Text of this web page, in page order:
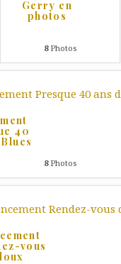
Gerry en
photos
8Photos
40
8Photos
vous